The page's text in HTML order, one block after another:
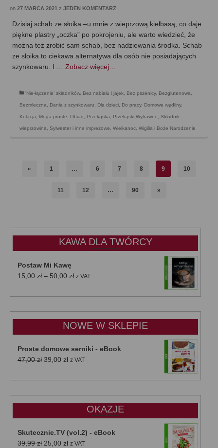
on 27 MARCA 2021 z JEDEN KOMENTARZ
Dzisiaj schab ze słoika –u mnie z wieprzową kiełbasą, co daje
piękne plastry „oczka” po pokrojeniu, ale warto wiedzieć, że
można też zrobić sam schab, bez nadziewania środka. Schab
ze słoika to ciekawa alternatywa dla osób nie posiadających
szynkowaru. I … Zobacz więcej…
'Nie-łączenie' składników, Bez nabiału i jajek Bez pszenicy, Bezglutenowa
Bezmleczna Dania z szynkowaru Dla dzieci Do pracy, Domowe wędliny,
Kolacja Mega proste Obiad Przekąska Przekąski Wytrawne Składnik:
wieprzowina Sylwester i inne imprezowe Wielkanoc Wigilia i Boże Narodzenie
« 1 … 6 7 8 9 10
11 12 … 90 »
KAWA DLA TWÓRCY
Postaw Mi Kawę
15,00 zł – 50,00 złZakres
od
do
50,00 zł
z VAT
NOWE W SKLEPIE
Proste domowe serniki - eBook
47,00zł Pierwotna
wynosiła:
39,00 złAktualna
wynosi:
z VAT
OKAZJE
Skutecznie.TV (vol.2) - eBook
39,99zł Pierwotna
25,00 złAktualna
z VAT